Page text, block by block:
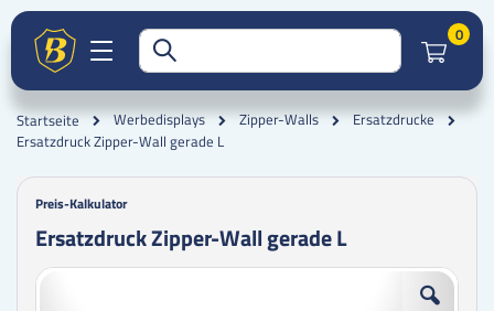
0
Startseite Werbedisplays Zipper-Walls
Ersatzdrucke
Ersatzdruck Zipper-Wall gerade L
Preis-Kalkulator
Ersatzdruck Zipper-Wall gerade L
Zum
Zum